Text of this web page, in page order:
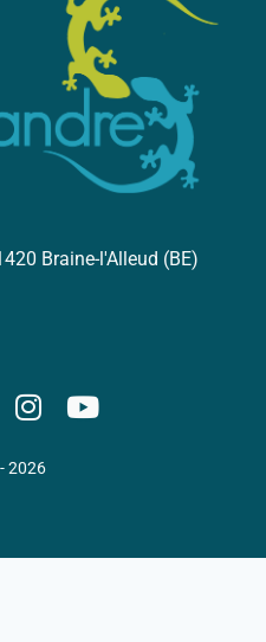
Braine-l'Alleud (BE)
2026